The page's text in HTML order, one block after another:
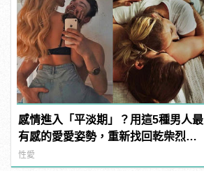
感情進入「平淡期」？用這5種男人最
有感的愛愛姿勢，重新找回乾柴烈火
的熱情
性愛